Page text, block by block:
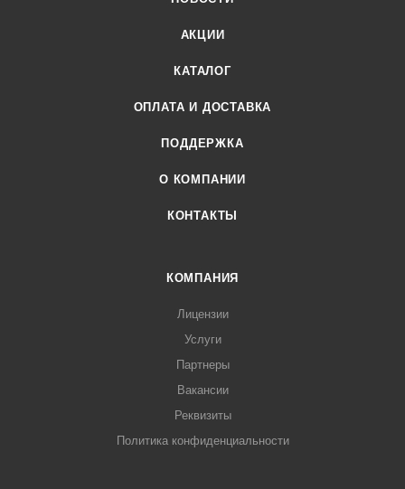
DC 12-48 В
мощность
АКЦИИ
КАТАЛОГ
ОПЛАТА И ДОСТАВКА
ПОДДЕРЖКА
О КОМПАНИИ
КОНТАКТЫ
КОМПАНИЯ
Лицензии
Услуги
Партнеры
Вакансии
Реквизиты
Политика конфиденциальности